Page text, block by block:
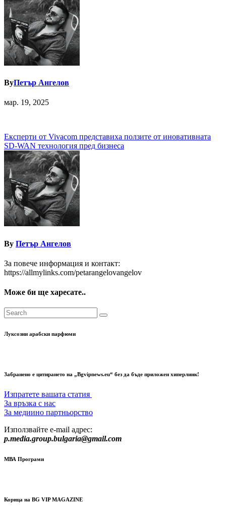
ByПетър Ангелов
мар. 19, 2025
Навигация
Експерти от Vivacom представиха ползите от иновативната
SD-WAN технология пред бизнеса
By Петър Ангелов
За повече информация и контакт:
https://allmylinks.com/petarangelovangelov
Може би ще харесате..
Луксозни арабски парфюми
Забранено е цитирането на „Bgvipnews.eu“ без да бъде приложен хиперлинк!
Изпратете вашата статия
За връзка с нас
За медиино партньорство
Използвайте e-mail адрес:
p.media.group.bulgaria@gmail.com
МВА Програми
Корица на BG VIP MAGAZINE